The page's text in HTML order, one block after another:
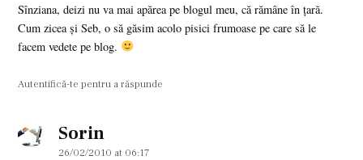
Sînziana, deizi nu va mai apărea pe blogul meu, că rămâne în ţară.
Cum zicea şi Seb, o să găsim acolo pisici frumoase pe care să le
facem vedete pe blog.
Autentifică-te pentru a răspunde
Sorin
26/02/2010 at 06:17